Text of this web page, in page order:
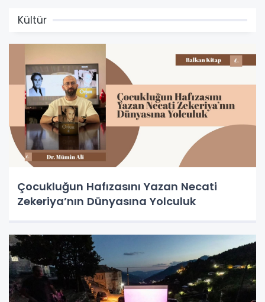
Kültür
Çocukluğun Hafızasını Yazan Necati
Zekeriya’nın Dünyasına Yolculuk